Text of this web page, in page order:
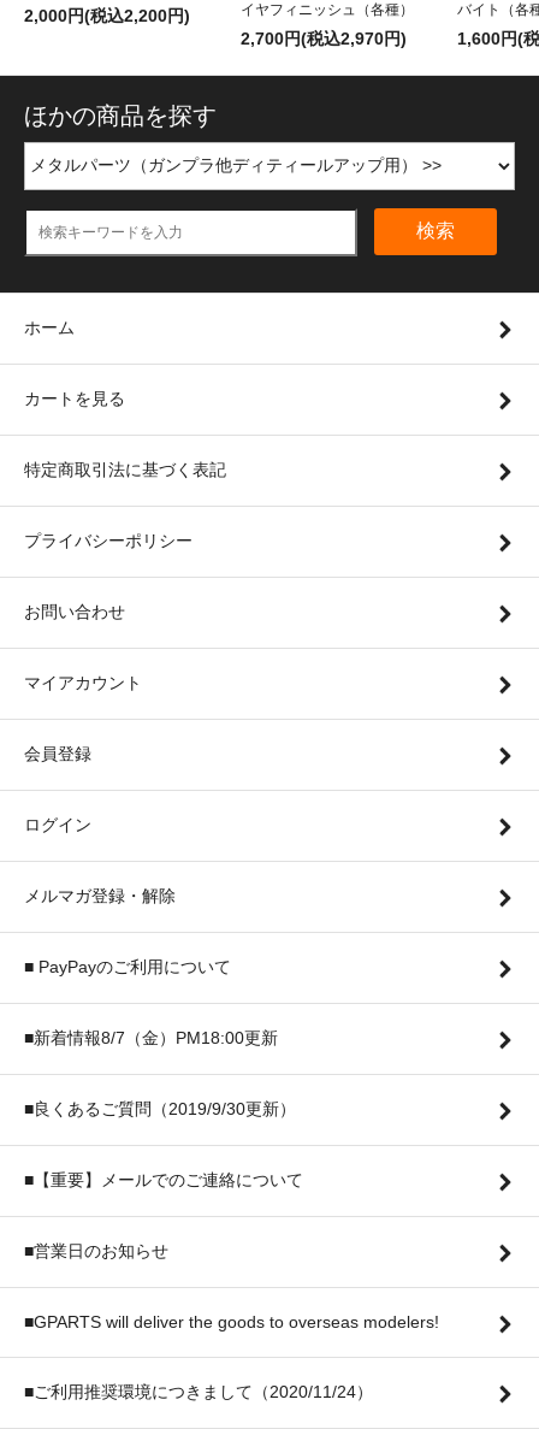
2,000円(税込2,200円)
イヤフィニッシュ（各種）
2,700円(税込2,970円)
バイト（各
1,600円(
ほかの商品を探す
検索
ホーム
カートを見る
特定商取引法に基づく表記
プライバシーポリシー
お問い合わせ
マイアカウント
会員登録
ログイン
メルマガ登録・解除
■ PayPayのご利用について
■新着情報8/7（金）PM18:00更新
■良くあるご質問（2019/9/30更新）
■【重要】メールでのご連絡について
■営業日のお知らせ
■GPARTS will deliver the goods to overseas modelers!
■ご利用推奨環境につきまして（2020/11/24）